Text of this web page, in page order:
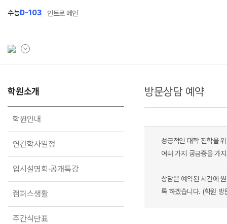
수능D-103 인트로 메인
학원소개
학원안내
연간학사일정
캠퍼스생활
주간식단표
학원시설
N Class
2027 파이널 정규반
N
2027 N수 정규반
학원소개
학원안내
연간학사일정
입시설명회·공개특강
캠퍼스생활
주간식단표
방문상담 예약
성공적인 대학 진학을
여러 가지 궁금증을 가
상담은 예약된 시간에
록 하겠습니다. (학원